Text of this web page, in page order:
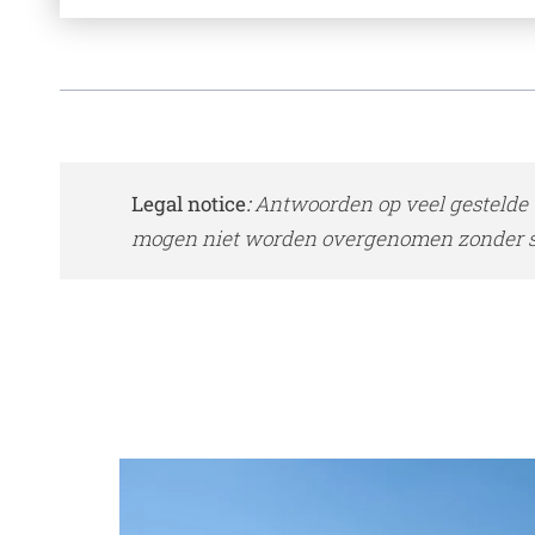
Legal notice:Antwoorden op veel
mogen niet worden overgenomen